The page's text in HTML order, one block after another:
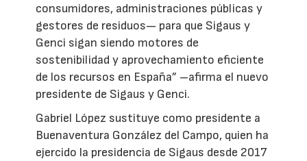
consumidores, administraciones públicas y
gestores de residuos— para que Sigaus y
Genci sigan siendo motores de
sostenibilidad y aprovechamiento eficiente
de los recursos en España” –afirma el nuevo
presidente de Sigaus y Genci.
Gabriel López sustituye como presidente a
Buenaventura González del Campo, quien ha
ejercido la presidencia de Sigaus desde 2017